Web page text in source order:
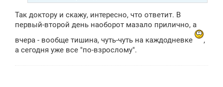
Так доктору и скажу, интересно, что ответит. В
первый-второй день наоборот мазало прилично, а
вчера - вообще тишина, чуть-чуть на каждодневке
,
а сегодня уже все "по-взрослому".